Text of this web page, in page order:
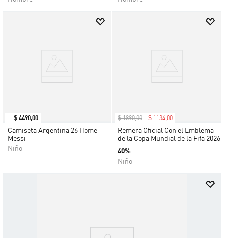
$ 4490,00
Camiseta Argentina 26 Home
Messi
Niño
$ 1890,00 $ 1134,00
Remera Oficial Con el Emblema
de la Copa Mundial de la Fifa 2026
40%
Niño